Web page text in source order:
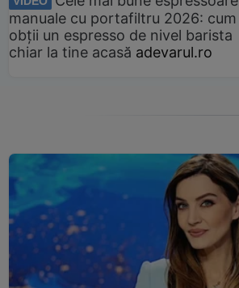
manuale cu portafiltru 2026: cum
obții un espresso de nivel barista
chiar la tine acasă adevarul.ro